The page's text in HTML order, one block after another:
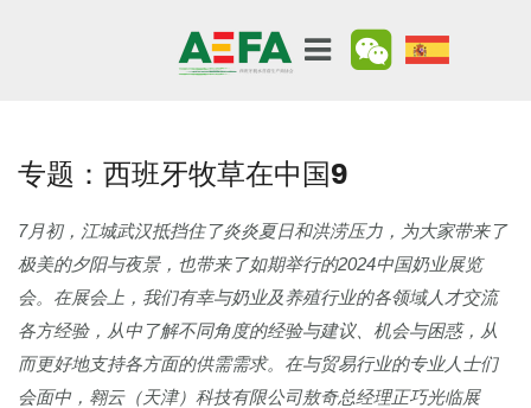
专题：西班牙牧草在中国9
7月初，江城武汉抵挡住了炎炎夏日和洪涝压力，为大家带来了
极美的夕阳与夜景，也带来了如期举行的2024中国奶业展览
会。在展会上，我们有幸与奶业及养殖行业的各领域人才交流
各方经验，从中了解不同角度的经验与建议、机会与困惑，从
而更好地支持各方面的供需需求。在与贸易行业的专业人士们
会面中，翱云（天津）科技有限公司敖奇总经理正巧光临展